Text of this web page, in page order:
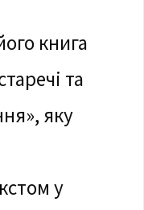
книга
та
яку
у